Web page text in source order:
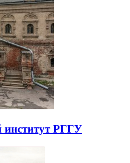
институт РГГУ